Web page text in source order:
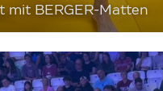
mit BERGER-Matten